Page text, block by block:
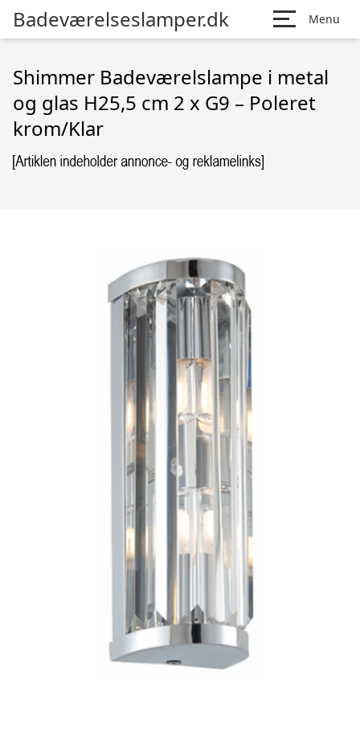
Badeværelseslamper.dk Menu
Shimmer Badeværelslampe i metal
og glas H25,5 cm 2 x G9 – Poleret
krom/Klar